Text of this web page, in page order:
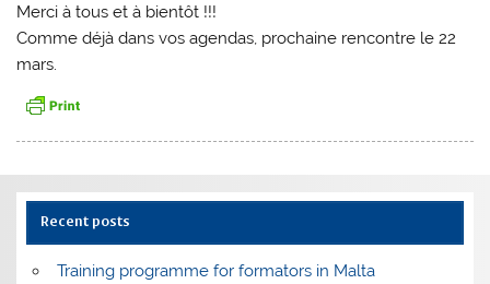
Merci à tous et à bientôt !!!
Comme déjà dans vos agendas, prochaine rencontre le 22
mars.
Recent posts
Training programme for formators in Malta